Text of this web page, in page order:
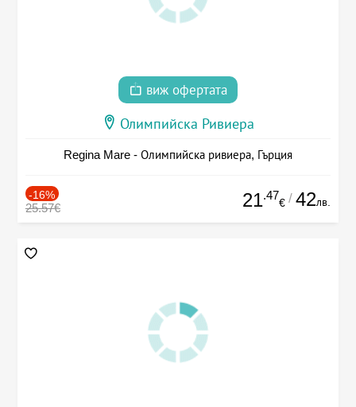
виж офертата
Олимпийска Ривиера
Regina Mare - Олимпийска ривиера, Гърция
-16%
25.57€ 21.47
€ / 42лв.